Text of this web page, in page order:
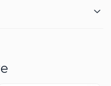
ideale pentru prelucrare